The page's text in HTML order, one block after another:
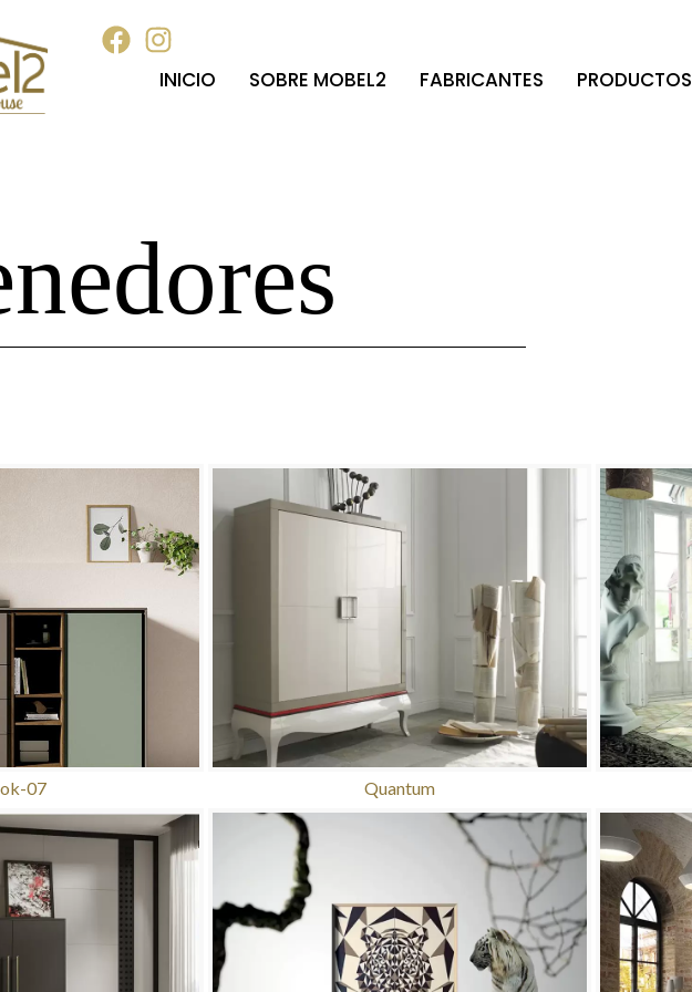
INICIO SOBRE MOBEL2 FABRICANTES PRODUCTOS
07 Quantum